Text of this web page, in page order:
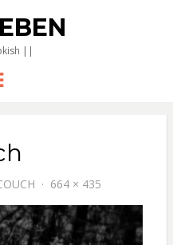
||
Menu
664 × 435